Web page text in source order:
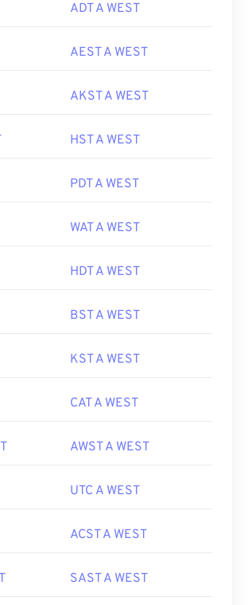
ADT A WEST
AEST A WEST
AKST A WEST
HST A WEST
PDT A WEST
WAT A WEST
HDT A WEST
BST A WEST
KST A WEST
CAT A WEST
AWST A WEST
UTC A WEST
ACST A WEST
SAST A WEST